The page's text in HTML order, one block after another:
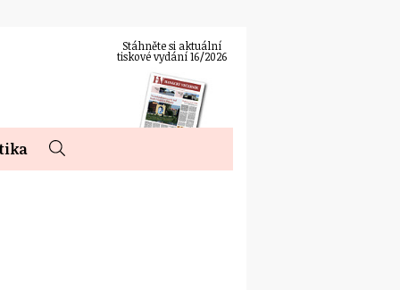
Stáhněte si aktuální
tiskové vydání 16/2026